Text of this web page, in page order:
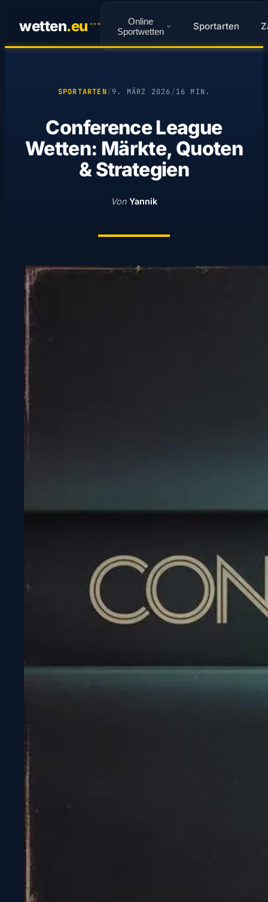
wetten.eu ✦✦ ✦
Online
Sportwetten
Sportarten
SPORTARTEN/9. MÄRZ 2026/16 MIN.
Conference League
Wetten: Märkte, Quoten
& Strategien
Von Yannik